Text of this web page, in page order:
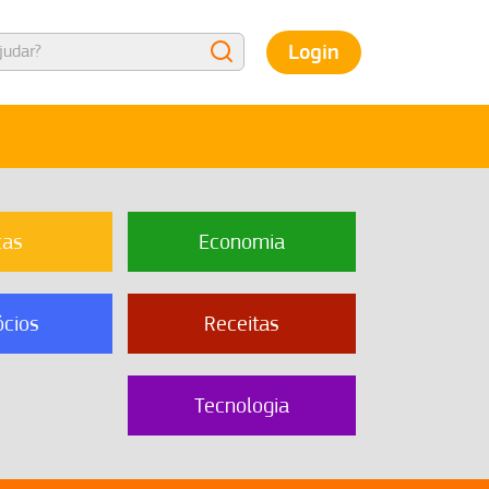
Login
Economia
Receitas
Tecnologia